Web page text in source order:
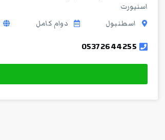
اسنيورت
اسطنبول
دوام كامل
05372644255